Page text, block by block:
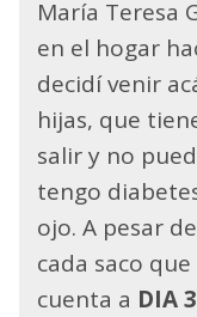
María Teresa
en el hogar
decidí venir
hijas, que
salir y no
tengo
ojo. A pesar
cada saco
cuenta a DIA